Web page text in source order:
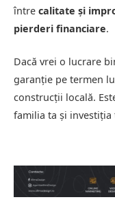
între calitate și
pierderi financiare.
Dacă vrei o lucrare
garanție pe termen
construcții locală.
familia ta și investiția